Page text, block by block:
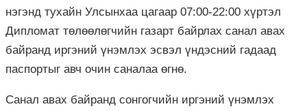
нэгэнд тухайн Улсынхаа цагаар 07:00-22:00 хүртэл
Дипломат төлөөлөгчийн газарт байрлах санал авах
байранд иргэний үнэмлэх эсвэл үндэсний гадаад
паспортыг авч очин саналаа өгнө.
Санал авах байранд сонгогчийн иргэний үнэмлэх